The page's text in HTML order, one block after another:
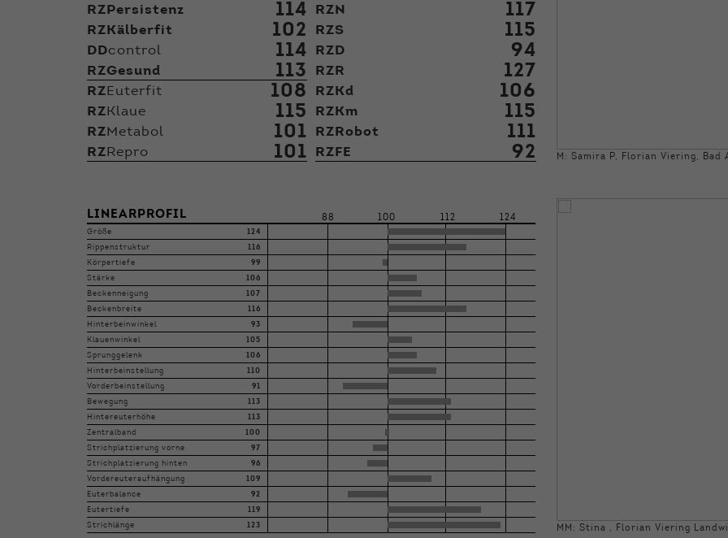
RZPersistenz 114
RZKälberfit 102
DDcontrol 114
RZGesund 113
RZEuterfit 108
RZKlaue 115
RZMetabol 101
RZRepro 101
RZN 117
RZS 115
RZD 94
RZR 127
RZKd 106
RZKm 115
RZRobot 111
RZFE 92 M: Samira P, Florian Viering, Bad
LINEARPROFIL 88 100 112 124
Größe 124
Rippenstruktur 116
Körpertiefe 99
Stärke 106
Beckenneigung 107
Beckenbreite 116
Hinterbeinwinkel 93
Klauenwinkel 105
Sprunggelenk 106
Hinterbeinstellung 110
Vorderbeinstellung 91
Bewegung 113
Hintereuterhöhe 113
Zentralband 100
Strichplatzierung vorne 97
Strichplatzierung hinten 96
Vordereuteraufhängung 109
Euterbalance 92
Eutertiefe 119
Strichlänge 123 MM: Stina , Florian Viering